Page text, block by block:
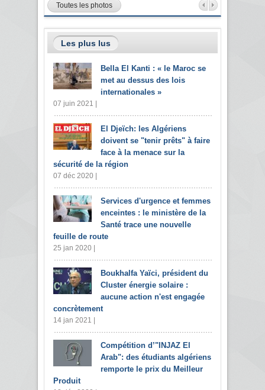
Toutes les photos
Les plus lus
Bella El Kanti : « le Maroc se
met au dessus des lois
internationales »
07 juin 2021 |
El Djeïch: les Algériens
doivent se "tenir prêts" à faire
face à la menace sur la
sécurité de la région
07 déc 2020 |
Services d'urgence et femmes
enceintes : le ministère de la
Santé trace une nouvelle
feuille de route
25 jan 2020 |
Boukhalfa Yaïci, président du
Cluster énergie solaire :
aucune action n'est engagée
concrètement
14 jan 2021 |
Compétition d’"INJAZ El
Arab": des étudiants algériens
remporte le prix du Meilleur
Produit